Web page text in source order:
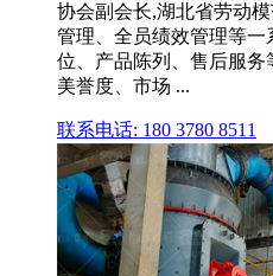
协会副会长,湖北省劳动
管理、全员绩效管理等
位、产品陈列、售后服
美誉度、市场 ...
联系电话: 180 3780 8511